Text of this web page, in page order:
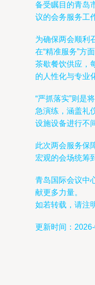
备受瞩目的青岛
议的会务服务工
为确保两会顺利
在“精准服务”方
茶歇餐饮供应，
的人性化与专业
“严抓落实”则是
急演练，涵盖礼
设施设备进行不
此次两会服务保
宏观的会场统筹
青岛国际会议中
献更多力量。
如若转载，请注
更新时间：